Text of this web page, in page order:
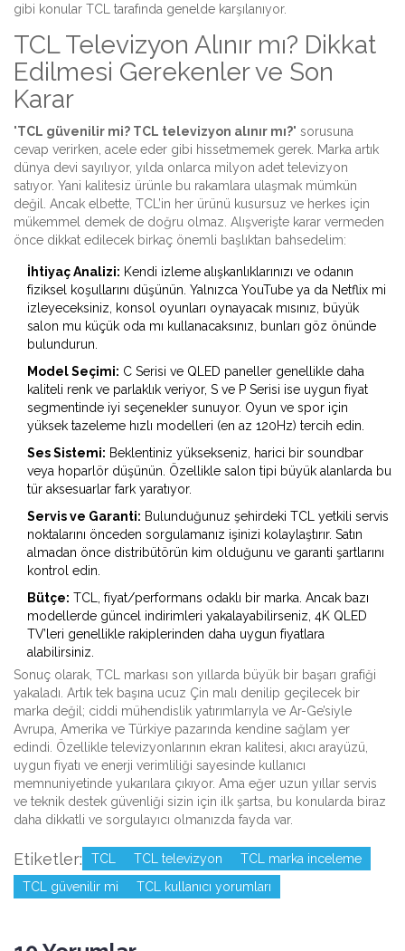
gibi konular TCL tarafında genelde karşılanıyor.
TCL Televizyon Alınır mı? Dikkat
Edilmesi Gerekenler ve Son
Karar
"TCL güvenilir mi? TCL televizyon alınır mı?" sorusuna
cevap verirken, acele eder gibi hissetmemek gerek. Marka artık
dünya devi sayılıyor, yılda onlarca milyon adet televizyon
satıyor. Yani kalitesiz ürünle bu rakamlara ulaşmak mümkün
değil. Ancak elbette, TCL’in her ürünü kusursuz ve herkes için
mükemmel demek de doğru olmaz. Alışverişte karar vermeden
önce dikkat edilecek birkaç önemli başlıktan bahsedelim:
İhtiyaç Analizi: Kendi izleme alışkanlıklarınızı ve odanın
fiziksel koşullarını düşünün. Yalnızca YouTube ya da Netflix mi
izleyeceksiniz, konsol oyunları oynayacak mısınız, büyük
salon mu küçük oda mı kullanacaksınız, bunları göz önünde
bulundurun.
Model Seçimi: C Serisi ve QLED paneller genellikle daha
kaliteli renk ve parlaklık veriyor, S ve P Serisi ise uygun fiyat
segmentinde iyi seçenekler sunuyor. Oyun ve spor için
yüksek tazeleme hızlı modelleri (en az 120Hz) tercih edin.
Ses Sistemi: Beklentiniz yüksekseniz, harici bir soundbar
veya hoparlör düşünün. Özellikle salon tipi büyük alanlarda bu
tür aksesuarlar fark yaratıyor.
Servis ve Garanti: Bulunduğunuz şehirdeki TCL yetkili servis
noktalarını önceden sorgulamanız işinizi kolaylaştırır. Satın
almadan önce distribütörün kim olduğunu ve garanti şartlarını
kontrol edin.
Bütçe: TCL, fiyat/performans odaklı bir marka. Ancak bazı
modellerde güncel indirimleri yakalayabilirseniz, 4K QLED
TV’leri genellikle rakiplerinden daha uygun fiyatlara
alabilirsiniz.
Sonuç olarak, TCL markası son yıllarda büyük bir başarı grafiği
yakaladı. Artık tek başına ucuz Çin malı denilip geçilecek bir
marka değil; ciddi mühendislik yatırımlarıyla ve Ar-Ge’siyle
Avrupa, Amerika ve Türkiye pazarında kendine sağlam yer
edindi. Özellikle televizyonlarının ekran kalitesi, akıcı arayüzü,
uygun fiyatı ve enerji verimliliği sayesinde kullanıcı
memnuniyetinde yukarılara çıkıyor. Ama eğer uzun yıllar servis
ve teknik destek güvenliği sizin için ilk şartsa, bu konularda biraz
daha dikkatli ve sorgulayıcı olmanızda fayda var.
Etiketler: TCL TCL televizyon
TCL marka inceleme
TCL güvenilir mi
TCL kullanıcı yorumları